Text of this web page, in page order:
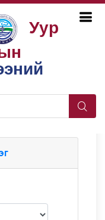
Уур
нягтшлын мэдээ